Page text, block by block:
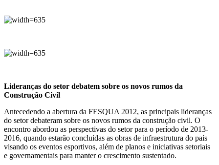
Lideranças do setor debatem sobre os novos rumos da
Construção Civil
Antecedendo a abertura da FESQUA 2012, as principais lideranças
do setor debateram sobre os novos rumos da construção civil. O
encontro abordou as perspectivas do setor para o período de 2013-
2016, quando estarão concluídas as obras de infraestrutura do país
visando os eventos esportivos, além de planos e iniciativas setoriais
e governamentais para manter o crescimento sustentado.